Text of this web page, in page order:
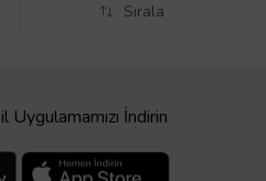
Sırala
İndirin